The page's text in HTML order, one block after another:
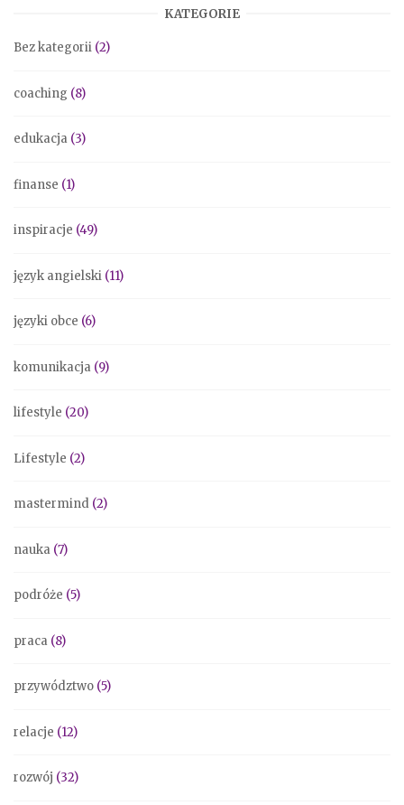
KATEGORIE
Bez kategorii (2)
coaching (8)
edukacja (3)
finanse (1)
inspiracje (49)
język angielski (11)
języki obce (6)
komunikacja (9)
lifestyle (20)
Lifestyle (2)
mastermind (2)
nauka (7)
podróże (5)
praca (8)
przywództwo (5)
relacje (12)
rozwój (32)